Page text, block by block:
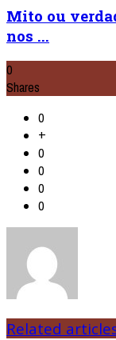
Mito ou
nos ...
0
Shares
0
+
0
0
0
0
Related